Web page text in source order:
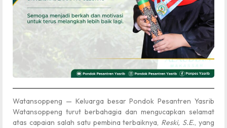
Watansoppeng — Keluarga besar Pondok Pesantren Yasrib
Watansoppeng turut berbahagia dan mengucapkan selamat
atas capaian salah satu pembina terbaiknya, Reski, S.E., yang